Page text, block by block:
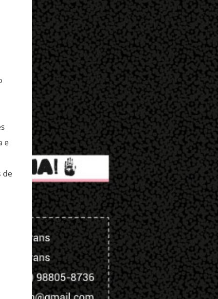
e
de
uma cirurgia de redesignação sexual aos 18
anos, mas sua identidade transgênero só se
tornou publica quando ela posou na revista
e lançou sua biografia 'Femme' , publicada
em 2018. "Eu vivi muito tempo sem falar
que era transgênero, Eu namorei muito e
quase esqueci. Eu ti...